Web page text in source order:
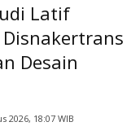
Latif
Disnakertrans
Desain
2026, 18:07 WIB